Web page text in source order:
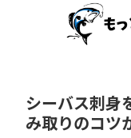
シーバス刺身
み取りのコツ